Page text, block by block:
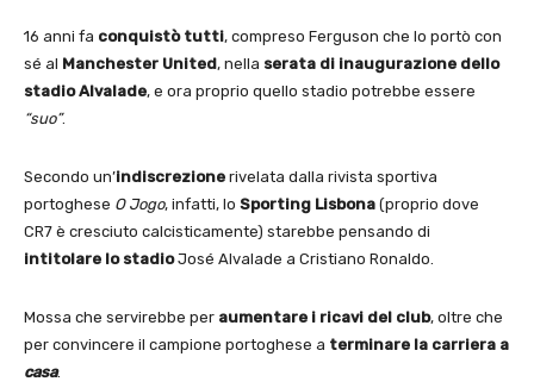
16 anni fa conquistò tutti, compreso Ferguson che lo portò con
sé al Manchester United, nella serata di inaugurazione dello
stadio Alvalade, e ora proprio quello stadio potrebbe essere
“suo”.
Secondo un’indiscrezione rivelata dalla rivista sportiva
portoghese O Jogo, infatti, lo Sporting Lisbona (proprio dove
CR7 è cresciuto calcisticamente) starebbe pensando di
intitolare lo stadioJosé Alvalade a Cristiano Ronaldo.
Mossa che servirebbe per aumentare i ricavi del club, oltre che
per convincere il campione portoghese a terminare la carriera a
casa.